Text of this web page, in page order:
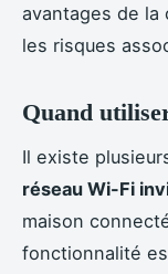
avantages de
les risques
Quand
Il existe
réseau Wi-Fi
maison
fonctionnalité